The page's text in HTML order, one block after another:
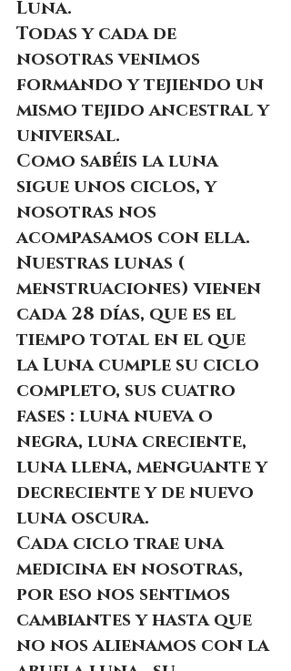
Luna.
Todas y cada de
nosotras venimos
formando y tejiendo un
mismo tejido ancestral y
universal.
Como sabéis la luna
sigue unos ciclos, y
nosotras nos
acompasamos con ella.
Nuestras lunas (
menstruaciones) vienen
cada 28 días, que es el
tiempo total en el que
la Luna cumple su ciclo
completo, sus cuatro
fases : luna nueva o
negra, luna creciente,
luna llena, menguante y
decreciente y de nuevo
luna oscura.
Cada ciclo trae una
medicina en nosotras,
por eso nos sentimos
cambiantes y hasta que
no nos alienamos con la